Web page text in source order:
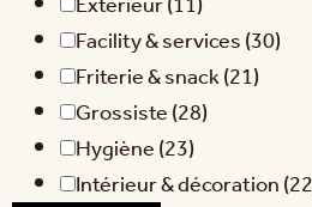
Facility & services(30)
Friterie & snack(21)
Grossiste(28)
Hygiène(23)
Intérieur & décoration